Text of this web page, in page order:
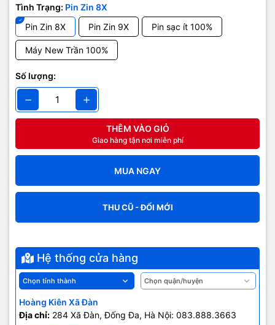
Tình Trạng: Pin Zin 8X
Pin Zin 8X
Pin Zin 9X Pin sạc ít 100%
Máy New Trần 100%
Số lượng:
THÊM VÀO GIỎ
Giao hàng tận nơi miễn phí
MUA NGAY
THU CŨ - ĐỔI MỚI
Hệ thống cửa hàng
Hoàng Kiên Xã Đàn
Địa chỉ: 284 Xã Đàn, Đống Đa, Hà Nội: 083.888.3663